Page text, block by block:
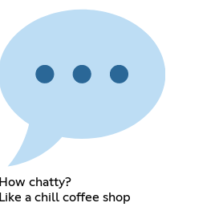
How chatty?
Like a chill coffee shop